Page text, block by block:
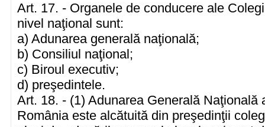
Art. 17. - Organele de conducere ale
nivel naţional sunt:
a) Adunarea generală naţională;
b) Consiliul naţional;
c) Biroul executiv;
d) preşedintele.
Art. 18. - (1) Adunarea Generală
România este alcătuită din preşedinţii